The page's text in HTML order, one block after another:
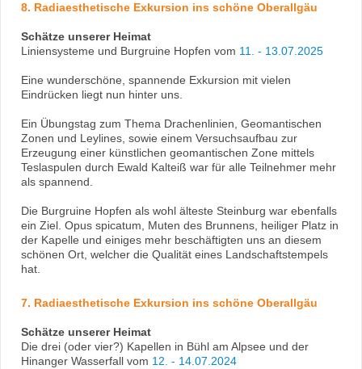
8. Radiaesthetische Exkursion ins schöne Oberallgäu
Schätze unserer Heimat
Liniensysteme und Burgruine Hopfen vom 11. - 13.07.2025
Eine wunderschöne, spannende Exkursion mit vielen
Eindrücken liegt nun hinter uns.
Ein Übungstag zum Thema Drachenlinien, Geomantischen
Zonen und Leylines, sowie einem Versuchsaufbau zur
Erzeugung einer künstlichen geomantischen Zone mittels
Teslaspulen durch Ewald Kalteiß war für alle Teilnehmer mehr
als spannend.
Die Burgruine Hopfen als wohl älteste Steinburg war ebenfalls
ein Ziel. Opus spicatum, Muten des Brunnens, heiliger Platz in
der Kapelle und einiges mehr beschäftigten uns an diesem
schönen Ort, welcher die Qualität eines Landschaftstempels
hat.
7. Radiaesthetische Exkursion ins schöne Oberallgäu
Schätze unserer Heimat
Die drei (oder vier?) Kapellen in Bühl am Alpsee und der
Hinanger Wasserfall vom 12. - 14.07.2024